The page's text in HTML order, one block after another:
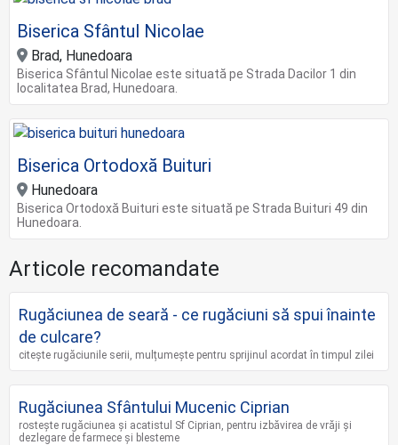
Biserica Sfântul Nicolae
Brad, Hunedoara
Biserica Sfântul Nicolae este situată pe Strada Dacilor 1 din
localitatea Brad, Hunedoara.
Biserica Ortodoxă Buituri
Hunedoara
Biserica Ortodoxă Buituri este situată pe Strada Buituri 49 din
Hunedoara.
Articole recomandate
Rugăciunea de seară - ce rugăciuni să spui înainte
de culcare?
citește rugăciunile serii, mulțumește pentru sprijinul acordat în timpul zilei
Rugăciunea Sfântului Mucenic Ciprian
rostește rugăciunea și acatistul Sf Ciprian, pentru izbăvirea de vrăji și
dezlegare de farmece și blesteme